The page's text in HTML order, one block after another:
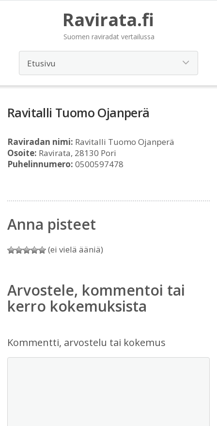
Ravirata.fi
Suomen raviradat vertailussa
Ravitalli Tuomo Ojanperä
Raviradan nimi: Ravitalli Tuomo Ojanperä
Osoite: Ravirata, 28130 Pori
Puhelinnumero: 0500597478
Anna pisteet
(ei vielä ääniä)
Arvostele, kommentoi tai
kerro kokemuksista
Kommentti, arvostelu tai kokemus